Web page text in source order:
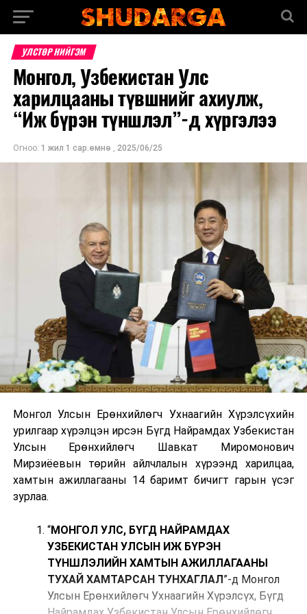
УЛСТӨР НИЙГЭМ
Монгол, Узбекистан Улс
харилцааны түвшнийг ахиулж,
“Иж бүрэн түншлэл”-д хүргэлээ
Огноо: 1 жил 1 сар.өмнө , 2025/06/25
Монгол Улсын Ерөнхийлөгч Ухнаагийн Хүрэлсүхийн
урилгаар хүрэлцэн ирсэн Бүгд Найрамдах Узбекистан
Улсын Ерөнхийлөгч Шавкат Миромонович
Мирзиёевын төрийн айлчлалын хүрээнд харилцаа,
хамтын ажиллагааны 14 баримт бичигт гарын үсэг
зурлаа.
“МОНГОЛ УЛС, БҮГД НАЙРАМДАХ
УЗБЕКИСТАН УЛСЫН ИЖ БҮРЭН
ТҮНШЛЭЛИЙН ХАМТЫН АЖИЛЛАГААНЫ
ТУХАЙ ХАМТАРСАН ТУНХАГЛАЛ”-д Монгол
Улсын Ерөнхийлөгч Ухнаагийн Хүрэлсүх, Бүгд